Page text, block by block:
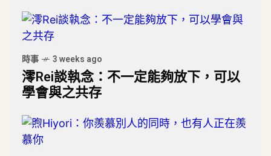
時事 3 weeks ago
澪Rei談執念：不一定能夠放下，可以
學會與之共存